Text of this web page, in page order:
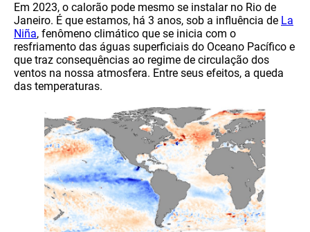
Em 2023, o calorão pode mesmo se instalar no Rio de
Janeiro. É que estamos, há 3 anos, sob a influência de La
Niña, fenômeno climático que se inicia com o
resfriamento das águas superficiais do Oceano Pacífico e
que traz consequências ao regime de circulação dos
ventos na nossa atmosfera. Entre seus efeitos, a queda
das temperaturas.